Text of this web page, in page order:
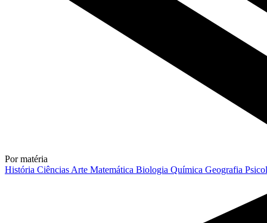
Por matéria
História Ciências Arte Matemática Biologia Química Geografia